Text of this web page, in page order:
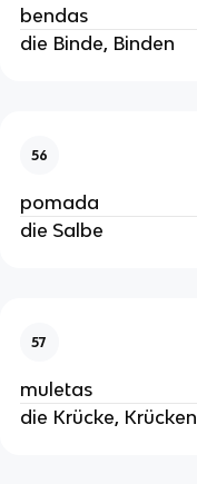
bendas
die Binde, Binden
56
pomada
die Salbe
57
muletas
die Krücke, Krücken